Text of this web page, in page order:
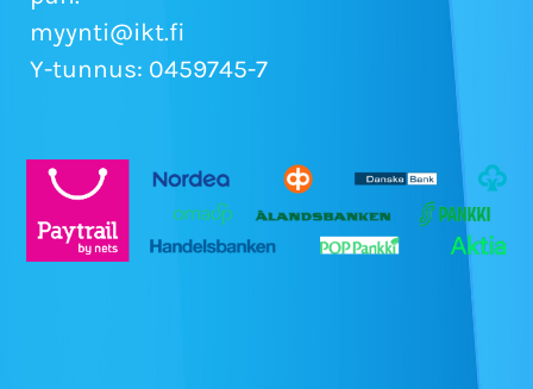
myynti@ikt.fi
Y-tunnus: 0459745-7